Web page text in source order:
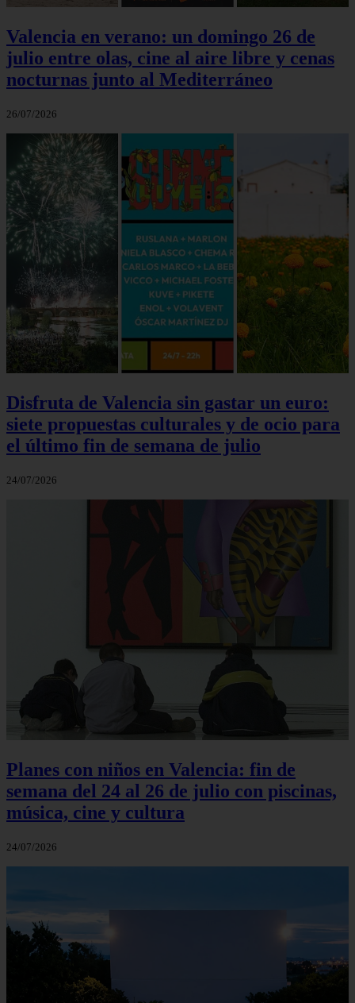
Valencia en verano: un domingo 26 de
julio entre olas, cine al aire libre y cenas
nocturnas junto al Mediterráneo
26/07/2026
Disfruta de Valencia sin gastar un euro:
siete propuestas culturales y de ocio para
el último fin de semana de julio
24/07/2026
Planes con niños en Valencia: fin de
semana del 24 al 26 de julio con piscinas,
música, cine y cultura
24/07/2026